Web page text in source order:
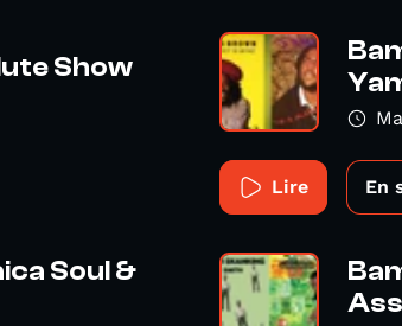
Show
Lire En
Soul &